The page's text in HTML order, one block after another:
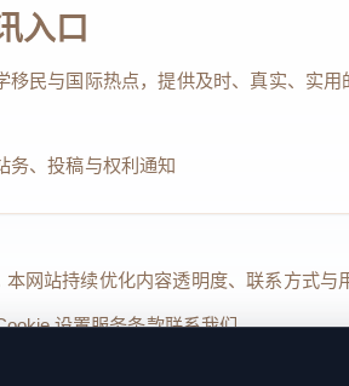
入口
民与国际热点，提供及时、真实、实
务、投稿与权利通知
网站持续优化内容透明度、联系方式
设置服务条款联系我们